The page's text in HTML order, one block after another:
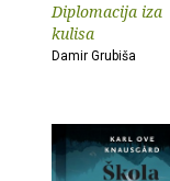
Diplomacija iza
kulisa
Damir Grubiša